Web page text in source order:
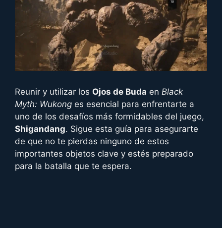
Reunir y utilizar los Ojos de Buda en Black
Myth: Wukong es esencial para enfrentarte a
uno de los desafíos más formidables del juego,
Shigandang. Sigue esta guía para asegurarte
de que no te pierdas ninguno de estos
importantes objetos clave y estés preparado
para la batalla que te espera.